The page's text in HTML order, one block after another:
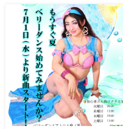
8/22土 古都学区のふれあい祭
りにて踊らせていただきます♡
太鼓も叩くよー！私たちは
18:40頃から出演です屋台も出
てとても楽しいお祭りになりそ
私たちも踊った後は祭り
を楽しみます
遊びにいら
[…]